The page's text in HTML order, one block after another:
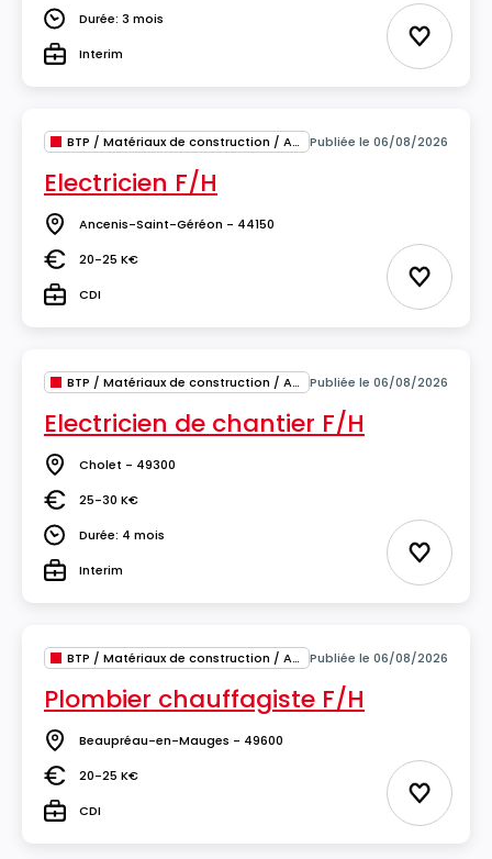
DuréeDurée: 3 mois
TypeInterim Ajouter
BTP / Matériaux de construction / Architecture Publiée le 06/08/2026
Electricien F/H
Lieu Ancenis-Saint-Géréon - 44150
Salaire20-25 K€
TypeCDI Ajouter
BTP / Matériaux de construction / Architecture Publiée le 06/08/2026
Electricien de chantier F/H
Lieu Cholet - 49300
Salaire25-30 K€
DuréeDurée: 4 mois
TypeInterim Ajouter
BTP / Matériaux de construction / Architecture Publiée le 06/08/2026
Plombier chauffagiste F/H
Lieu Beaupréau-en-Mauges - 49600
Salaire20-25 K€
TypeCDI Ajouter